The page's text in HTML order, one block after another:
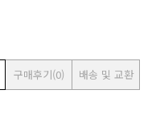
구매후기(0) 배송 및 교환